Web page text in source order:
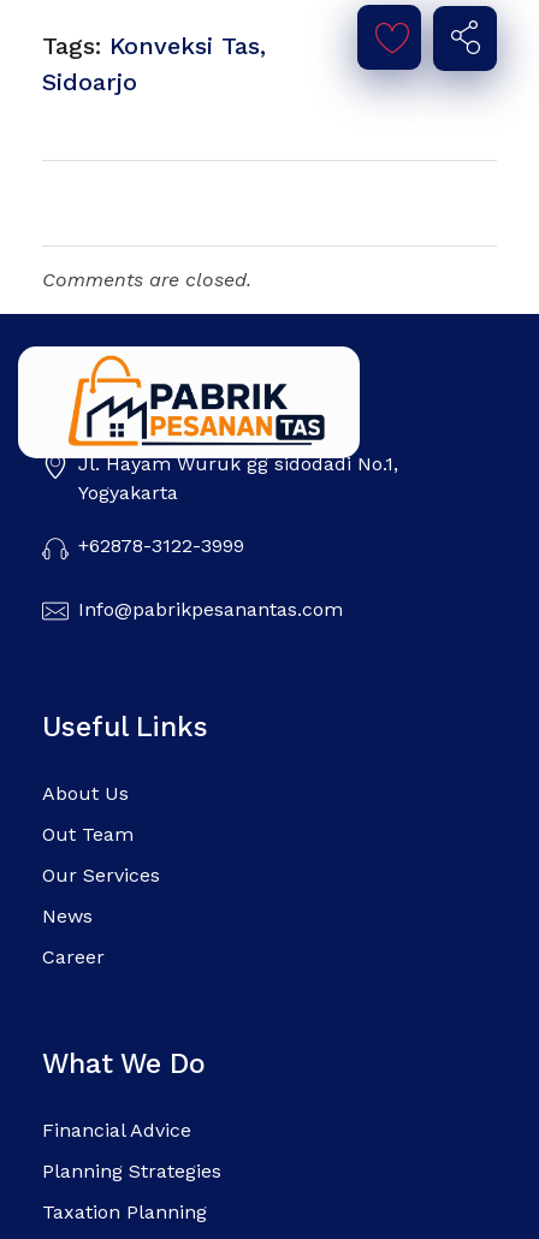
Tags: Konveksi Tas,
Sidoarjo
Comments are closed.
Pabrik Pesanan Tas Jl. Hayam Wuruk gg sidodadi No.1,
Yogyakarta
+62878-3122-3999
Info@pabrikpesanantas.com
Useful Links
About Us
Out Team
Our Services
News
Career
What We Do
Financial Advice
Planning Strategies
Taxation Planning